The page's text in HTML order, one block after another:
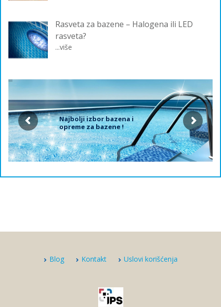
Rasveta za bazene – Halogena ili LED
rasveta?
...više
Najbolji izbor bazena i
opreme za bazene !
Blog Kontakt Uslovi korišćenja